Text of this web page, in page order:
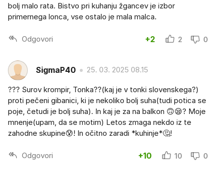
bolj malo rata. Bistvo pri kuhanju žgancev je izbor
primernega lonca, vse ostalo je mala malca.
Odgovori +2 2 0
SigmaP40 25. 03. 2025 08.15
??? Surov krompir, Tonka??(kaj je v tonki slovenskega?)
proti pečeni gibanici, ki je nekoliko bolj suha(tudi potica se
poje, četudi je bolj suha). In kaj je za na balkon 🙃😪? Moje
mnenje(upam, da se motim) Letos zmaga nekdo iz te
zahodne skupine😰! In očitno zaradi *kuhinje*🤔!
Odgovori +10 10 0